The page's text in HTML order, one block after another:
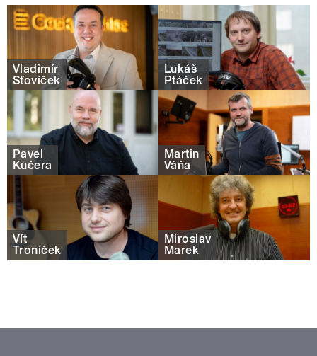
Vladimír
Šťovíček
Lukáš
Ptáček
Pavel
Kučera
Martin
Váňa
Vít
Troníček
Miroslav
Marek